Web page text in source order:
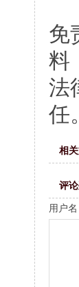
免
料
法
任。
相
评
用户名